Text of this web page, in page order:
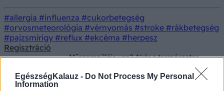
EgészségKalauz - Do Not Process My Personal
Information
#allergia #influenza #cukorbetegség
#orvosmeteorológia #vérnyomás #stroke #rákbetegség
#pajzsmirigy #reflux #ekcéma #herpesz
Regisztráció
Műszempillája van? Akár a természetes
szempillák elvesztését is okozhatja az, ha
allergiás